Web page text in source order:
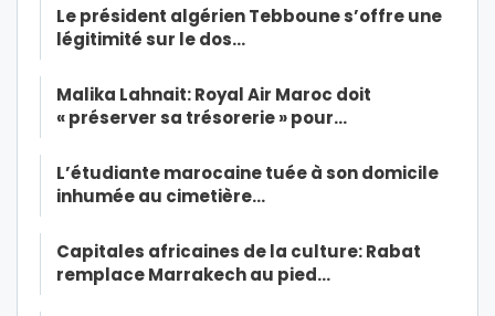
Le président algérien Tebboune s’offre une
légitimité sur le dos…
Malika Lahnait: Royal Air Maroc doit
« préserver sa trésorerie » pour…
L’étudiante marocaine tuée à son domicile
inhumée au cimetière…
Capitales africaines de la culture: Rabat
remplace Marrakech au pied…